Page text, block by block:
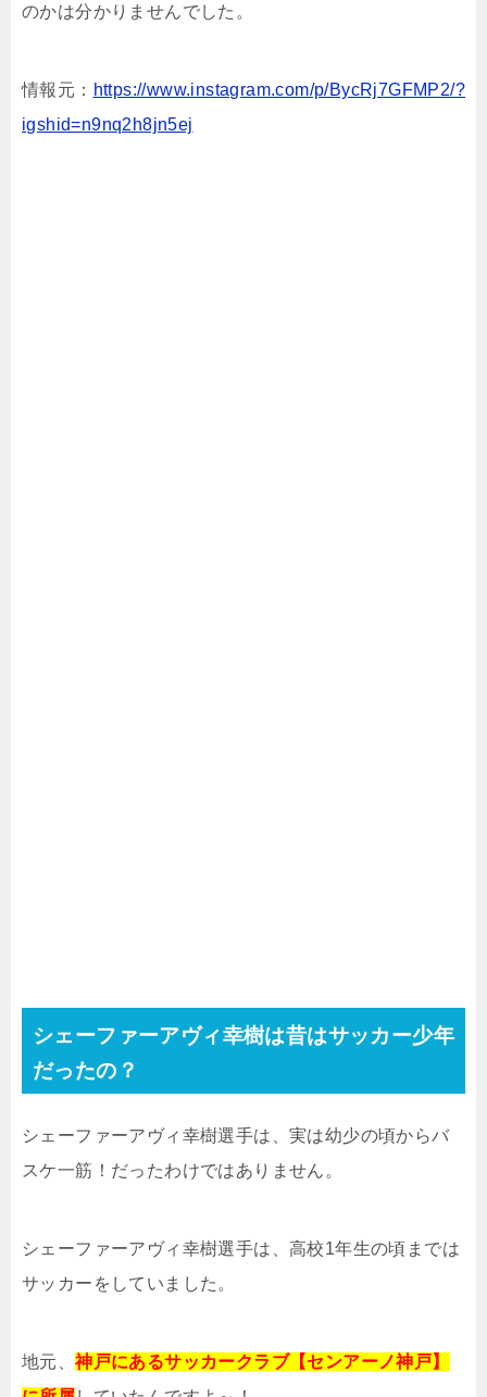
のかは分かりませんでした。
情報元： https://www.instagram.com/p/BycRj7GFMP2/?
igshid=n9nq2h8jn5ej
シェーファーアヴィ幸樹は昔はサッカー少年
だったの？
シェーファーアヴィ幸樹選手は、実は幼少の頃からバ
スケ一筋！だったわけではありません。
シェーファーアヴィ幸樹選手は、高校1年生の頃までは
サッカーをしていました。
地元、神戸にあるサッカークラブ【センアーノ神戸】